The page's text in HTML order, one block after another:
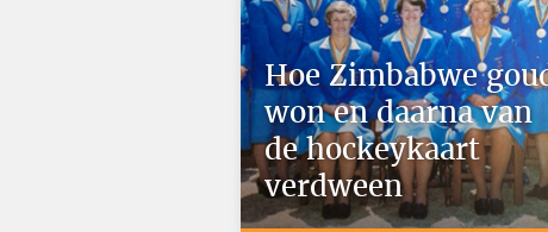
Hoe Zimbabwe
won en daarna van
de hockeykaart
verdween